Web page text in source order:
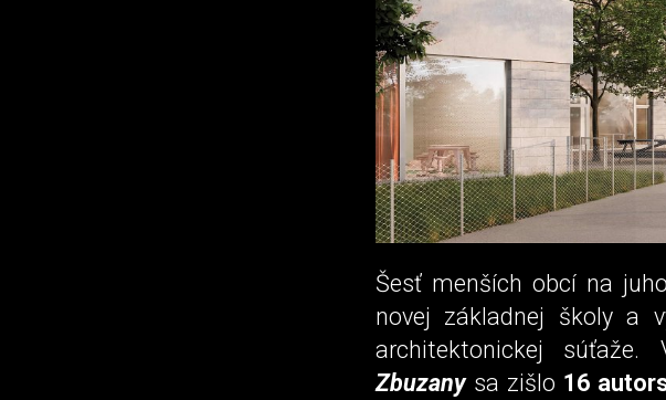
Šesť menších obcí na
novej základnej školy a
architektonickej
Zbuzanysa zišlo 16